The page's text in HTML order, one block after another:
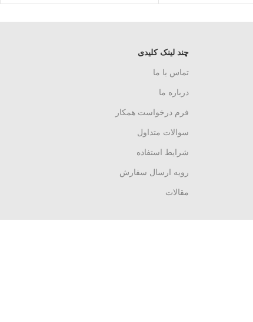
چند لینک کلیدی
تماس با ما
درباره ما
فرم درخواست همکار
سوالات متداول
شرایط استفاده
رویه ارسال سفارش
مقالات